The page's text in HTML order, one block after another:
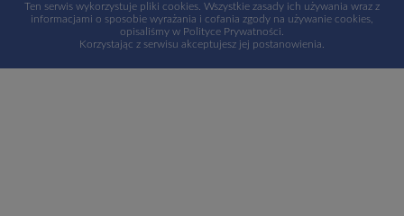
Ten serwis wykorzystuje pliki cookies. Wszystkie zasady ich używania wraz z
informacjami o sposobie wyrażania i cofania zgody na używanie cookies,
opisaliśmy w Polityce Prywatności
Korzystając z serwisu akceptujesz jej postanowienia.